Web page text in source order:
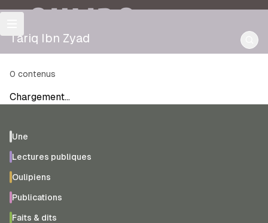
OULIPO
Tariq Ibn Zyad
0 contenus
Chargement…
Une
Lectures publiques
Oulipiens
Publications
Faits & dits